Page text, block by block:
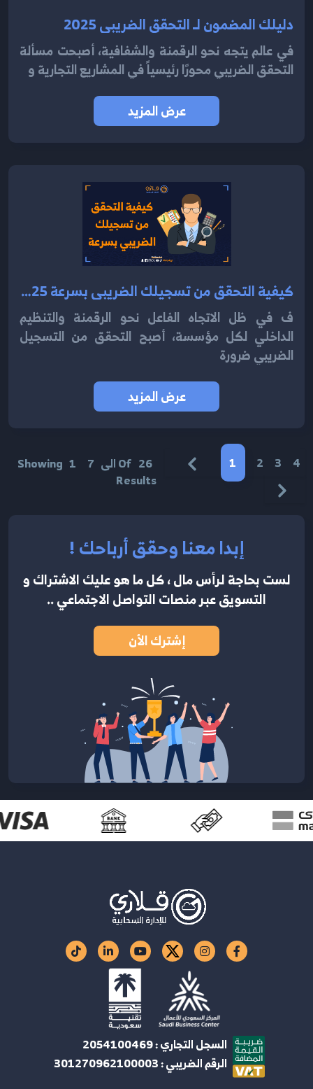
دليلك المضمون لـ التحقق الضريبي 2025
في عالم يتجه نحو الرقمنة والشفافية، أصبحت مسألة
التحقق الضريبي محورًا رئيسياً في المشاريع التجارية و
عرض المزيد
كيفية التحقق من تسجيلك الضريبي بسرعة 2025
ف في ظل الاتجاه الفاعل نحو الرقمنة والتنظيم
الداخلي لكل مؤسسة، أصبح التحقق من التسجيل
الضريبي ضرورة
عرض المزيد
Showing 1 الى 7 Of 26
Results
1 2 3 4
إبدا معنا وحقق أرباحك !
لست بحاجة لرأس مال ، كل ما هو عليك الاشتراكو
التسويق عبر منصات التواصل الاجتماعي ..
إشترك الأن
السجل التجاري : 2054100469
الرقم الضريبي : 301270962100003